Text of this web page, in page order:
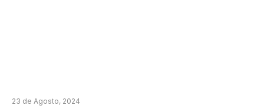
23 de Agosto, 2024